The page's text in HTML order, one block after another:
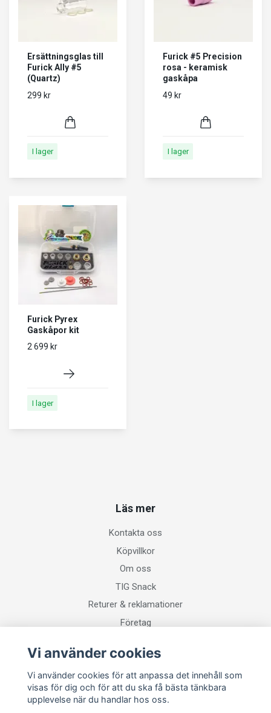
Ersättningsglas till
Furick Ally #5
(Quartz)
299 kr
I lager
Furick #5 Precision
rosa - keramisk
gaskåpa
49 kr
I lager
Furick Pyrex
Gaskåpor kit
2 699 kr
I lager
Läs mer
Kontakta oss
Köpvillkor
Om oss
TIG Snack
Returer & reklamationer
Företag
Sociala medier
Vi använder cookies
Vi använder cookies för att anpassa det innehåll som
visas för dig och för att du ska få bästa tänkbara
upplevelse när du handlar hos oss.